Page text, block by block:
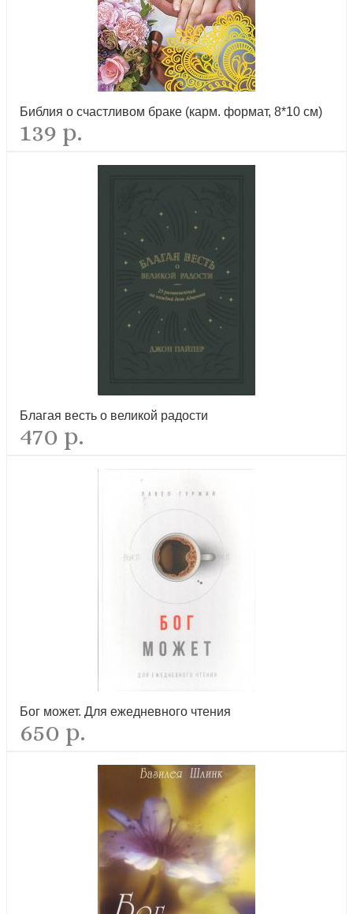
Библия о счастливом браке (карм. формат, 8*10 см)
139 р.
Благая весть о великой радости
470 р.
Бог может. Для ежедневного чтения
650 р.